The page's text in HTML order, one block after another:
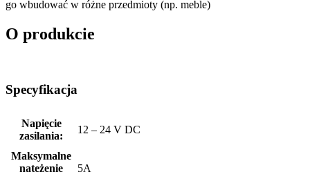
go wbudować w różne przedmioty (np. meble)
O produkcie
Specyfikacja
Napięcie
zasilania:
12 – 24 V DC
Maksymalne
natężenie
5A